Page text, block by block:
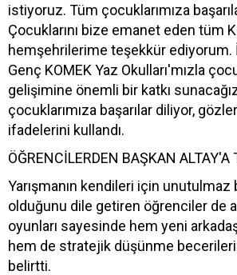
istiyoruz. Tüm çocuklarımıza
Çocuklarını bize emanet eden tüm
hemşehrilerime teşekkür ediyorum.
Genç KOMEK Yaz Okulları'mızla
gelişimine önemli bir katkı
çocuklarımıza başarılar diliyor,
ifadelerini kullandı.
ÖĞRENCİLERDEN BAŞKAN ALTAY'A
Yarışmanın kendileri için unutulmaz
olduğunu dile getiren öğrenciler de
oyunları sayesinde hem yeni
hem de stratejik düşünme
belirtti.